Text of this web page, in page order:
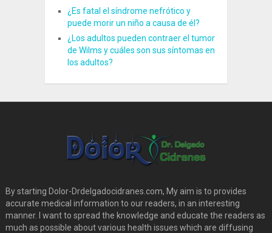
¿Es fatal el síndrome nefrótico y
puede morir un niño a causa de él?
¿Los adultos pueden contraer el tumor
de Wilms y cuáles son sus síntomas en
los adultos?
By starting Dolor-Drdelgadocidranes.com, My aim is to provides
accurate medical information to our readers, in an interesting
manner. I want to spread the knowledge and educate the readers as
much as possible about various health issues which are diffusing